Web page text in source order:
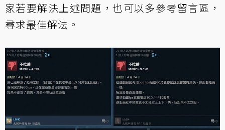
家若要解決上述問題，也可以多參考留言區，
尋求最佳解法。